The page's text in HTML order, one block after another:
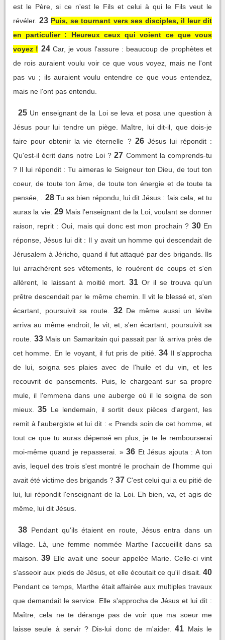
est le Père, si ce n'est le Fils et celui à qui le Fils veut le
révéler. 23 Puis, se tournant vers ses disciples, il leur dit
en particulier : Heureux ceux qui voient ce que vous
voyez ! 24 Car, je vous l'assure : beaucoup de prophètes et
de rois auraient voulu voir ce que vous voyez, mais ne l'ont
pas vu ; ils auraient voulu entendre ce que vous entendez,
mais ne l'ont pas entendu.
25 Un enseignant de la Loi se leva et posa une question à
Jésus pour lui tendre un piège. Maître, lui dit-il, que dois-je
faire pour obtenir la vie éternelle ? 26 Jésus lui répondit :
Qu'est-il écrit dans notre Loi ? 27 Comment la comprends-tu
? Il lui répondit : Tu aimeras le Seigneur ton Dieu, de tout ton
coeur, de toute ton âme, de toute ton énergie et de toute ta
pensée, .
28 Tu as bien répondu, lui dit Jésus : fais cela, et tu
auras la vie. 29 Mais l'enseignant de la Loi, voulant se donner
raison, reprit : Oui, mais qui donc est mon prochain ? 30 En
réponse, Jésus lui dit : Il y avait un homme qui descendait de
Jérusalem à Jéricho, quand il fut attaqué par des brigands. Ils
lui arrachèrent ses vêtements, le rouèrent de coups et s'en
allèrent, le laissant à moitié mort.
31 Or il se trouva qu'un
prêtre descendait par le même chemin. Il vit le blessé et, s'en
écartant, poursuivit sa route.
32 De même aussi un lévite
arriva au même endroit, le vit, et, s'en écartant, poursuivit sa
route. 33 Mais un Samaritain qui passait par là arriva près de
cet homme. En le voyant, il fut pris de pitié. 34 Il s'approcha
de lui, soigna ses plaies avec de l'huile et du vin, et les
recouvrit de pansements. Puis, le chargeant sur sa propre
mule, il l'emmena dans une auberge où il le soigna de son
mieux.
35 Le lendemain, il sortit deux pièces d'argent, les
remit à l'aubergiste et lui dit : « Prends soin de cet homme, et
tout ce que tu auras dépensé en plus, je te le rembourserai
moi-même quand je repasserai. » 36 Et Jésus ajouta : A ton
avis, lequel des trois s'est montré le prochain de l'homme qui
avait été victime des brigands ? 37 C'est celui qui a eu pitié de
lui, lui répondit l'enseignant de la Loi. Eh bien, va, et agis de
même, lui dit Jésus.
38 Pendant qu'ils étaient en route, Jésus entra dans un
village. Là, une femme nommée Marthe l'accueillit dans sa
maison.
39 Elle avait une soeur appelée Marie. Celle-ci vint
s'asseoir aux pieds de Jésus, et elle écoutait ce qu'il disait. 40
Pendant ce temps, Marthe était affairée aux multiples travaux
que demandait le service. Elle s'approcha de Jésus et lui dit :
Maître, cela ne te dérange pas de voir que ma soeur me
laisse seule à servir ? Dis-lui donc de m'aider.
41 Mais le